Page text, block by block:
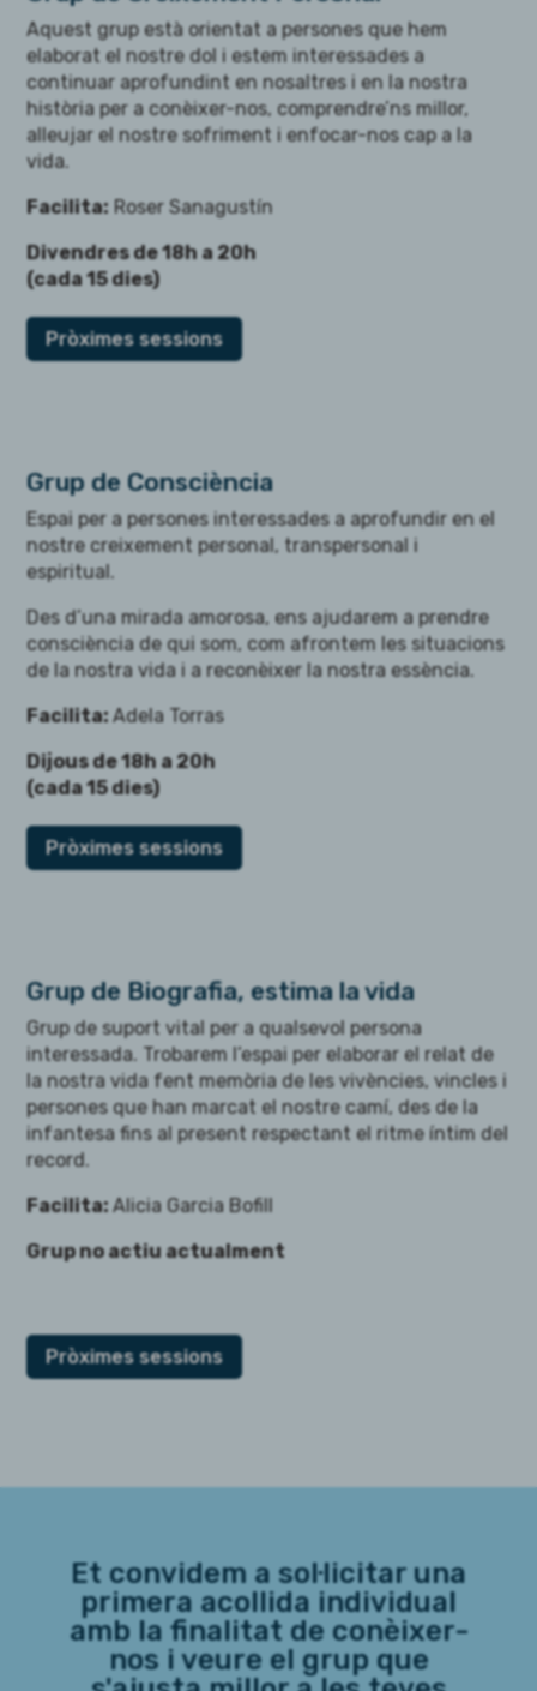
Aquest grup està orientat a persones que hem
elaborat el nostre dol i estem interessades a
continuar aprofundint en nosaltres i en la nostra
història per a conèixer-nos, comprendre’ns millor,
alleujar el nostre sofriment i enfocar-nos cap a la
vida.
Facilita: Roser Sanagustín
Divendres de 18h a 20h
(cada 15 dies)
Pròximes sessions
Grup de Consciència
Espai per a persones interessades a aprofundir en el
nostre creixement personal, transpersonal i
espiritual.
Des d’una mirada amorosa, ens ajudarem a prendre
consciència de qui som, com afrontem les situacions
de la nostra vida i a reconèixer la nostra essència.
Facilita:Adela Torras
Dijous de 18h a 20h
(cada 15 dies)
Pròximes sessions
Grup de Biografia, estima la vida
Grup de suport vital per a qualsevol persona
interessada. Trobarem l’espai perelaborar el relat de
la nostra vida fent memòria de les vivències, vincles i
persones que han marcat el nostre camí, des de la
infantesa fins al present respectant el ritme íntim del
record.
Facilita:Alicia Garcia Bofill
Grup no actiu actualment
Pròximes sessions
Et convidem a sol·licitar una
primera acollida individual
amb la finalitat de conèixer-
nos i veure el grup que